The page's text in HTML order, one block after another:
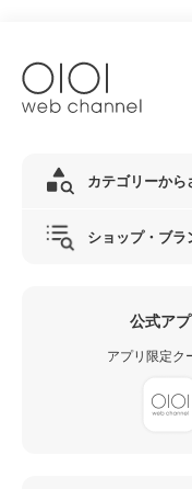
カテゴリーから
ショップ・ブラ
公式ア
アプリ限定ク